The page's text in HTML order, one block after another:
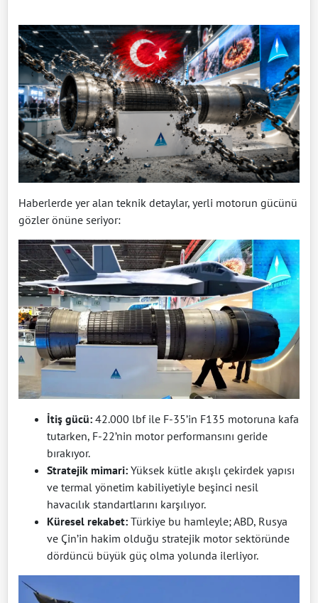
Haberlerde yer alan teknik detaylar, yerli motorun gücünü
gözler önüne seriyor:
İtiş gücü: 42.000 lbf ile F-35’in F135 motoruna kafa
tutarken, F-22’nin motor performansını geride
bırakıyor.
Stratejik mimari: Yüksek kütle akışlı çekirdek yapısı
ve termal yönetim kabiliyetiyle beşinci nesil
havacılık standartlarını karşılıyor.
Küresel rekabet: Türkiye bu hamleyle; ABD, Rusya
ve Çin’in hakim olduğu stratejik motor sektöründe
dördüncü büyük güç olma yolunda ilerliyor.